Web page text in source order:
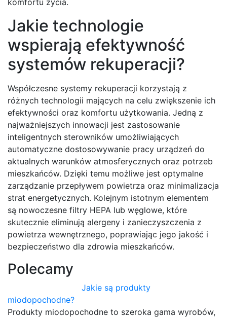
komfortu życia.
Jakie technologie
wspierają efektywność
systemów rekuperacji?
Współczesne systemy rekuperacji korzystają z
różnych technologii mających na celu zwiększenie ich
efektywności oraz komfortu użytkowania. Jedną z
najważniejszych innowacji jest zastosowanie
inteligentnych sterowników umożliwiających
automatyczne dostosowywanie pracy urządzeń do
aktualnych warunków atmosferycznych oraz potrzeb
mieszkańców. Dzięki temu możliwe jest optymalne
zarządzanie przepływem powietrza oraz minimalizacja
strat energetycznych. Kolejnym istotnym elementem
są nowoczesne filtry HEPA lub węglowe, które
skutecznie eliminują alergeny i zanieczyszczenia z
powietrza wewnętrznego, poprawiając jego jakość i
bezpieczeństwo dla zdrowia mieszkańców.
Polecamy
Jakie są produkty
miodopochodne?
Produkty miodopochodne to szeroka gama wyrobów,